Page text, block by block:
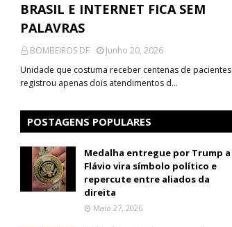
BRASIL E INTERNET FICA SEM
PALAVRAS
BOMBEIROS DF
Junho 20, 2026
Unidade que costuma receber centenas de pacientes
registrou apenas dois atendimentos d…
POSTAGENS POPULARES
Medalha entregue por Trump a
Flávio vira símbolo político e
repercute entre aliados da
direita
Maio 27, 2026